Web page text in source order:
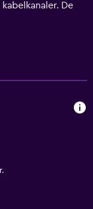
De
minikylskåp samt
Tahoe Airport
bilresa från